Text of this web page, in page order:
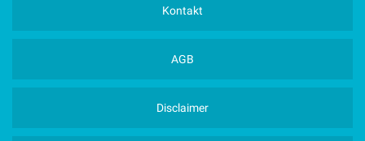
Kontakt
AGB
Disclaimer